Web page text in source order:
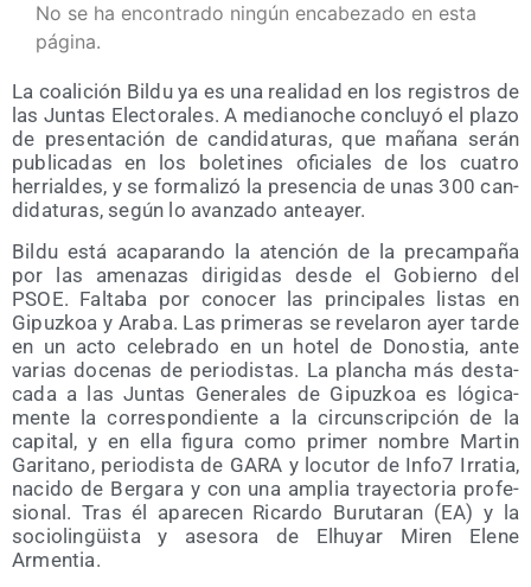
No se ha encontrado ningún encabezado en esta
página.
La coa­li­ción Bil­du ya es una reali­dad en los regis­tros de
las Jun­tas Elec­to­ra­les. A media­no­che con­clu­yó el pla­zo
de pre­sen­ta­ción de can­di­da­tu­ras, que maña­na serán
publi­ca­das en los bole­ti­nes ofi­cia­les de los cua­tro
herrial­des, y se for­ma­li­zó la pre­sen­cia de unas 300 can­
di­da­tu­ras, según lo avan­za­do anteayer.
Bil­du está aca­pa­ran­do la aten­ción de la pre­cam­pa­ña
por las ame­na­zas diri­gi­das des­de el Gobierno del
PSOE. Fal­ta­ba por cono­cer las prin­ci­pa­les lis­tas en
Gipuz­koa y Ara­ba. Las pri­me­ras se reve­la­ron ayer tar­de
en un acto cele­bra­do en un hotel de Donos­tia, ante
varias doce­nas de perio­dis­tas. La plan­cha más des­ta­
ca­da a las Jun­tas Gene­ra­les de Gipuz­koa es lógi­ca­
men­te la corres­pon­dien­te a la cir­cuns­crip­ción de la
capi­tal, y en ella figu­ra como pri­mer nom­bre Mar­tin
Gari­tano, perio­dis­ta de GARA y locu­tor de Info7 Irra­tia,
naci­do de Ber­ga­ra y con una amplia tra­yec­to­ria pro­fe­
sio­nal. Tras él apa­re­cen Ricar­do Buru­ta­ran (EA) y la
socio­lin­güis­ta y ase­so­ra de Elhu­yar Miren Ele­ne
Armentia.